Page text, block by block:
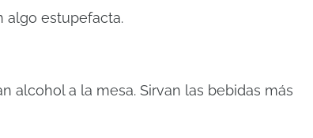
algo estupefacta.
alcohol a la mesa. Sirvan las bebidas más